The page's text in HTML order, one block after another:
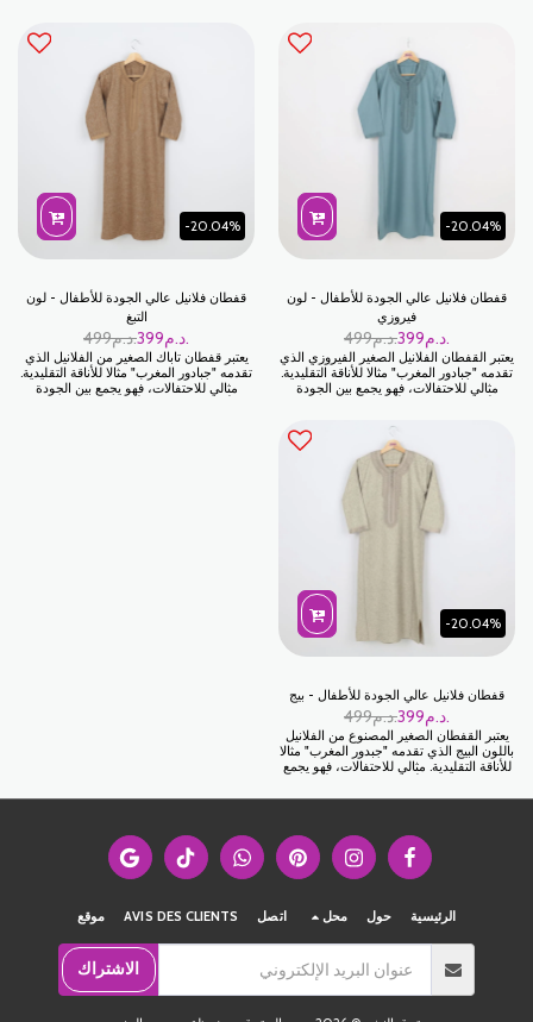
الأصالة المغربية والراحة العصرية مع قفطان
الفلانيل الاسود من تشكيلة "جبدور للملابس
يومًا في المهرجانات والاعياد
الأصالة المغربية والراحة العصرية مع قفطان
الفاتح من تشكيلة "جبدور للملابس التقليدية".
ليكونوا جميعا في المناسبات والاعياد
-20.04%
قفطان فلانيل عالي الجودة للأطفال - لون
فيروزي
499 د.م.399 د.م.
يعتبر القفطان الفلانيل الصغير الفيروزي الذي
تقدمه "جبادور المغرب" مثالا للأناقة التقليدية.
مثالي للاحتفالات، فهو يجمع بين الجودة
والراحة إزالة الماء من الماء "جبدور للملابس
التقليدية". ليكونوا جميعا في المناسبات
والاعياد
-20.04%
قفطان فلانيل عالي الجودة للأطفال - لون
التبغ
499 د.م.399 د.م.
يعتبر قفطان تاباك الصغير من الفلانيل الذي
تقدمه "جبادور المغرب" مثالا للأناقة التقليدية.
مثالي للاحتفالات، فهو يجمع بين الجودة
-20.04%
قفطان فلانيل عالي الجودة للأطفال - بيج
499 د.م.399 د.م.
يعتبر القفطان الصغير المصنوع من الفلانيل
باللون البيج الذي تقدمه "جبدور المغرب" مثالا
للأناقة التقليدية. مثالي للاحتفالات، فهو يجمع
المغربية. امنحوا أبناءكم إطلالة واسعة بين
التقليدية". من 10 إلى 16 يومًا إلى 10 إلى 16
يومًا في المهرجانات والاعياد
الرئيسية حول محل اتصل AVIS DES CLIENTS موقع
الاشتراك